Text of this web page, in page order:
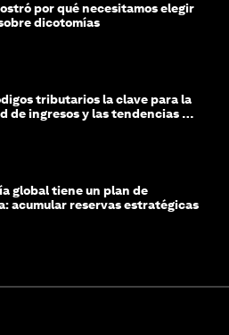
por qué necesitamos elegir
dicotomías
tributarios la clave para la
de ingresos y las tendencias de
global tiene un plan de
acumular reservas estratégicas